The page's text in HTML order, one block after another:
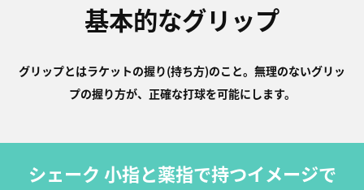
基本的なグリップ
グリップとはラケットの握り(持ち方)のこと。無理のないグリッ
プの握り方が、 正確な打球を可能にします。
シェーク 小指と薬指で持つイメージで